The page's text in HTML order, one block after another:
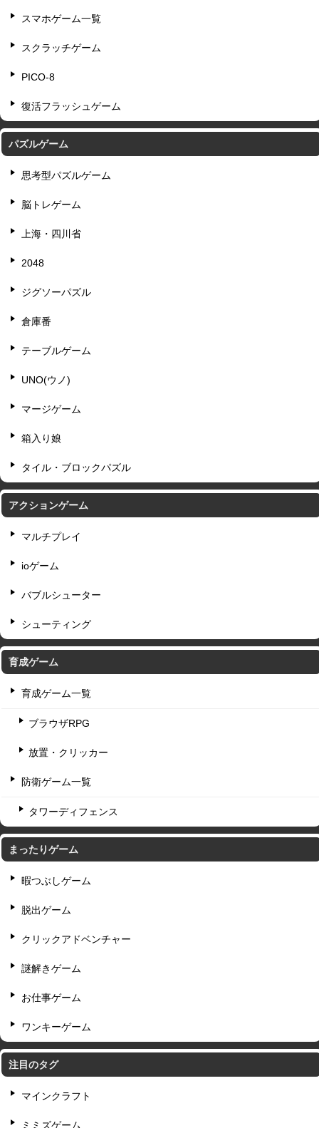
スマホゲーム一覧
スクラッチゲーム
PICO-8
復活フラッシュゲーム
パズルゲーム
思考型パズルゲーム
脳トレゲーム
上海・四川省
2048
ジグソーパズル
倉庫番
テーブルゲーム
UNO(ウノ)
マージゲーム
箱入り娘
タイル・ブロックパズル
アクションゲーム
マルチプレイ
ioゲーム
バブルシューター
シューティング
育成ゲーム
育成ゲーム一覧
ブラウザRPG
放置・クリッカー
防衛ゲーム一覧
タワーディフェンス
まったりゲーム
暇つぶしゲーム
脱出ゲーム
クリックアドベンチャー
謎解きゲーム
お仕事ゲーム
ワンキーゲーム
注目のタグ
マインクラフト
ミミズゲーム